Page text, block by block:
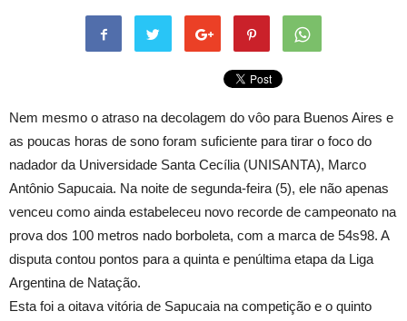
Nem mesmo o atraso na decolagem do vôo para Buenos Aires e
as poucas horas de sono foram suficiente para tirar o foco do
nadador da Universidade Santa Cecília (UNISANTA), Marco
Antônio Sapucaia. Na noite de segunda-feira (5), ele não apenas
venceu como ainda estabeleceu novo recorde de campeonato na
prova dos 100 metros nado borboleta, com a marca de 54s98. A
disputa contou pontos para a quinta e penúltima etapa da Liga
Argentina de Natação.
Esta foi a oitava vitória de Sapucaia na competição e o quinto